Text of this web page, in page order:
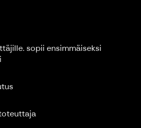
sopii ensimmäiseksi